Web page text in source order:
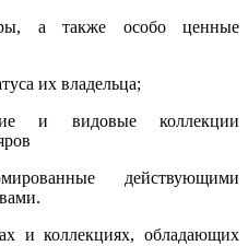
а также особо ценные
их владельца;
и видовые коллекции
действующими
и коллекциях, обладающих